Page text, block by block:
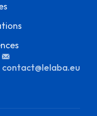
contact@lelaba.eu